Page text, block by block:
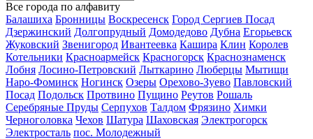
Все города по алфавиту
Балашиха Бронницы Воскресенск Город Сергиев Посад
Дзержинский Долгопрудный Домодедово Дубна Егорьевск
Жуковский Звенигород Ивантеевка Кашира Клин Королев
Котельники Красноармейск Красногорск Краснознаменск
Лобня Лосино-Петровский Лыткарино Люберцы Мытищи
Наро-Фоминск Ногинск Озеры Орехово-Зуево Павловский
Посад Подольск Протвино Пущино Реутов Рошаль
Серебряные Пруды Серпухов Талдом Фрязино Химки
Черноголовка Чехов Шатура Шаховская Электрогорск
Электросталь пос. Молодежный